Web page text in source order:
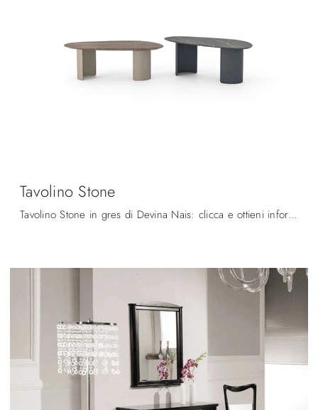
Tavolino Stone
Tavolino Stone in gres di Devina Nais: clicca e ottieni informazioni sui Complementi e tavolini moderni in gres del noto e rinomato brand!